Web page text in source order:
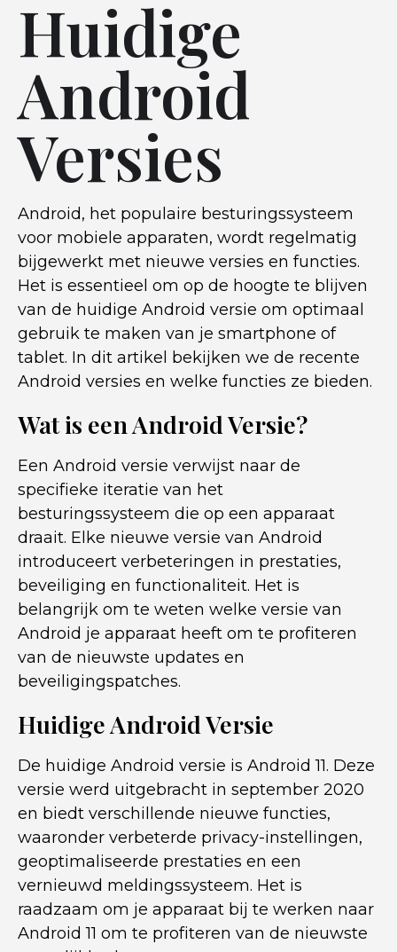
Huidige
Android
Versies
Android, het populaire besturingssysteem
voor mobiele apparaten, wordt regelmatig
bijgewerkt met nieuwe versies en functies.
Het is essentieel om op de hoogte te blijven
van de huidige Android versie om optimaal
gebruik te maken van je smartphone of
tablet. In dit artikel bekijken we de recente
Android versies en welke functies ze bieden.
Wat is een Android Versie?
Een Android versie verwijst naar de
specifieke iteratie van het
besturingssysteem die op een apparaat
draait. Elke nieuwe versie van Android
introduceert verbeteringen in prestaties,
beveiliging en functionaliteit. Het is
belangrijk om te weten welke versie van
Android je apparaat heeft om te profiteren
van de nieuwste updates en
beveiligingspatches.
Huidige Android Versie
De huidige Android versie is Android 11. Deze
versie werd uitgebracht in september 2020
en biedt verschillende nieuwe functies,
waaronder verbeterde privacy-instellingen,
geoptimaliseerde prestaties en een
vernieuwd meldingssysteem. Het is
raadzaam om je apparaat bij te werken naar
Android 11 om te profiteren van de nieuwste